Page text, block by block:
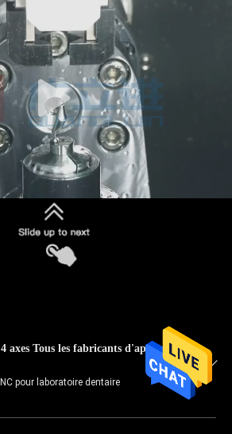
axes Tous les fabricants d'appareils
pour laboratoire dentaire